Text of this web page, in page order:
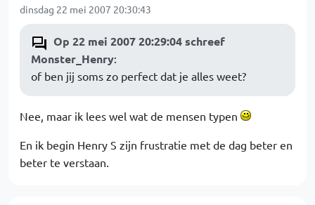
dinsdag 22 mei 2007 20:30:43
Op 22 mei 2007 20:29:04 schreef
Monster_Henry:
of ben jij soms zo perfect dat je alles weet?
Nee, maar ik lees wel wat de mensen typen
En ik begin Henry S zijn frustratie met de dag beter en
beter te verstaan.